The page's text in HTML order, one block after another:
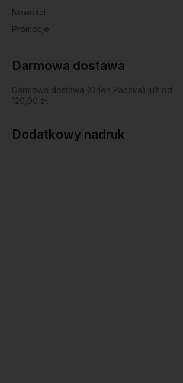
Nowości
Promocje
Darmowa dostawa
Darmowa dostawa (Orlen Paczka) już od
120,00 zł.
Dodatkowy nadruk